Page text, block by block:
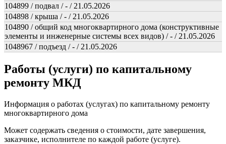
104899 / подвал / - / 21.05.2026
104898 / крыша / - / 21.05.2026
104890 / общий код многоквартирного дома (конструктивные
элементы и инженерные системы всех видов) / - / 21.05.2026
1048967 / подъезд / - / 21.05.2026
Работы (услуги) по капитальному
ремонту МКД
Информация о работах (услугах) по капитальному ремонту
многоквартирного дома
Может содержать сведения о стоимости, дате завершения,
заказчике, исполнителе по каждой работе (услуге).